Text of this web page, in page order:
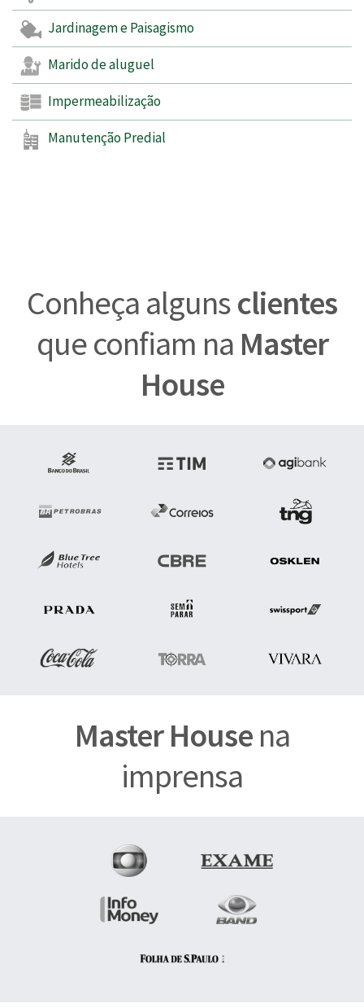
Jardinagem e Paisagismo
Marido de aluguel
Impermeabilização
Manutenção Predial
Conheça algunsclientes
que confiam na Master
House
Master Housena
imprensa